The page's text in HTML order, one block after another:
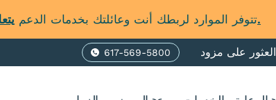
تتوفر الموارد لربطك أنت وعائلتك بخدمات الدعميتعلم أكثر.
617-569-5800
Phone العثور على مزود